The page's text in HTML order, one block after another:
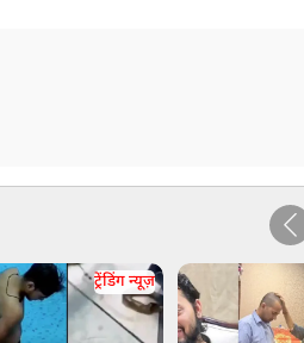
ट्रेंडिंग न्यूज़